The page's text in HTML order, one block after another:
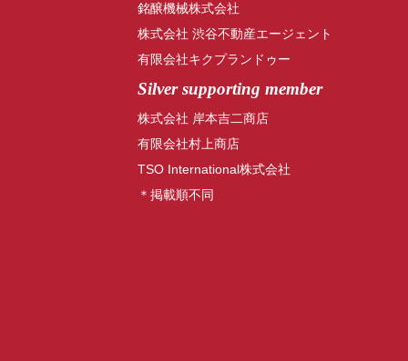
銘醸機械株式会社
株式会社 渋谷不動産エージェント
有限会社キクプランドゥー
Silver supporting member
株式会社 岸本吉二商店
有限会社村上商店
TSO International株式会社
＊掲載順不同